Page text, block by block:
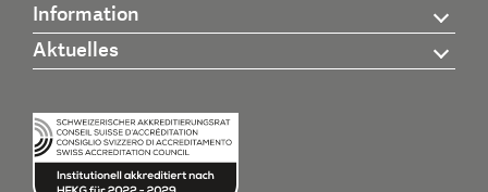
Information
Aktuelles